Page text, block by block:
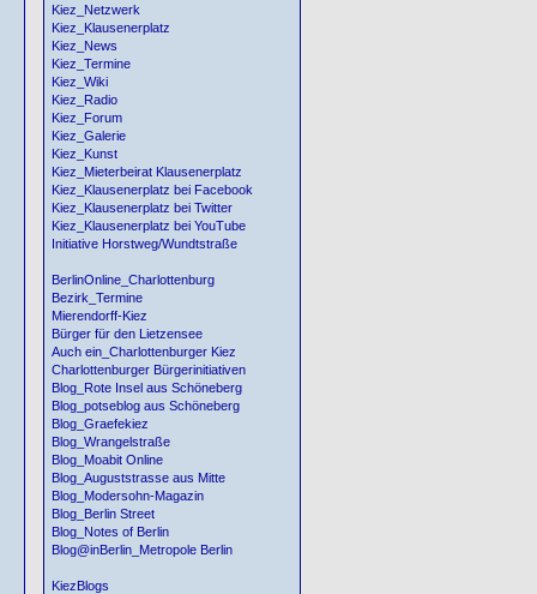
Kiez_Netzwerk
Kiez_Klausenerplatz
Kiez_News
Kiez_Termine
Kiez_Wiki
Kiez_Radio
Kiez_Forum
Kiez_Galerie
Kiez_Kunst
Kiez_Mieterbeirat Klausenerplatz
Kiez_Klausenerplatz bei Facebook
Kiez_Klausenerplatz bei Twitter
Kiez_Klausenerplatz bei YouTube
Initiative Horstweg/Wundtstraße
BerlinOnline_Charlottenburg
Bezirk_Termine
Mierendorff-Kiez
Bürger für den Lietzensee
Auch ein_Charlottenburger Kiez
Charlottenburger Bürgerinitiativen
Blog_Rote Insel aus Schöneberg
Blog_potseblog aus Schöneberg
Blog_Graefekiez
Blog_Wrangelstraße
Blog_Moabit Online
Blog_Auguststrasse aus Mitte
Blog_Modersohn-Magazin
Blog_Berlin Street
Blog_Notes of Berlin
Blog@inBerlin_Metropole Berlin
KiezBlogs